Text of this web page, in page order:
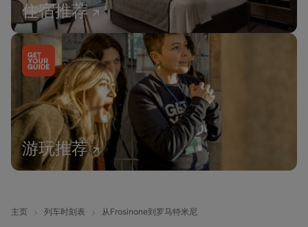
住宿推荐
游玩推荐
主页 列车时刻表 从Frosinone到罗马特米尼